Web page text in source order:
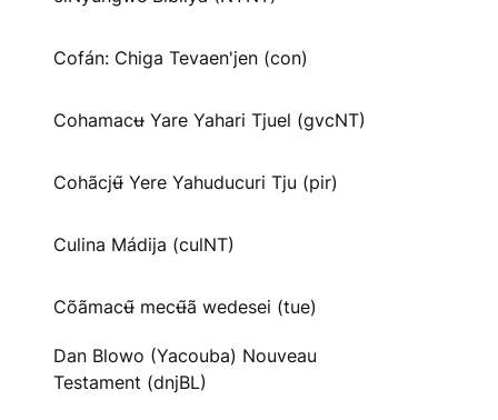
Cofán: Chiga Tevaen'jen (con)
Cohamacʉ Yare Yahari Tjuel (gvcNT)
Cohãcjʉ̃ Yere Yahuducuri Tju (pir)
Culina Mádija (culNT)
Cõãmacʉ̃ mecʉ̃ã wedesei (tue)
Dan Blowo (Yacouba) Nouveau
Testament (dnjBL)